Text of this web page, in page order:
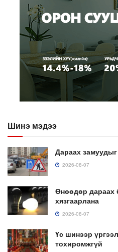
Шинэ мэдээ
Дараах
2026-08-07
Өнөөдөр дараах
хязгаарлана
2026-08-07
Үс шинээр
тохиромжгүй